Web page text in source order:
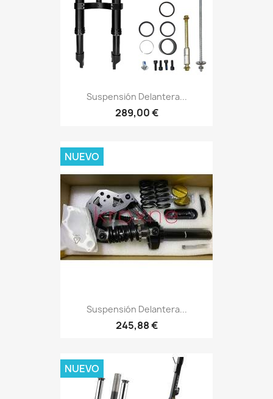
Suspensión Delantera...
289,00 €
Suspensión Delantera...
245,88 €
NUEVO
NUEVO